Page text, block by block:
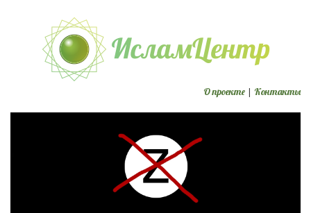
О проекте | Контакты